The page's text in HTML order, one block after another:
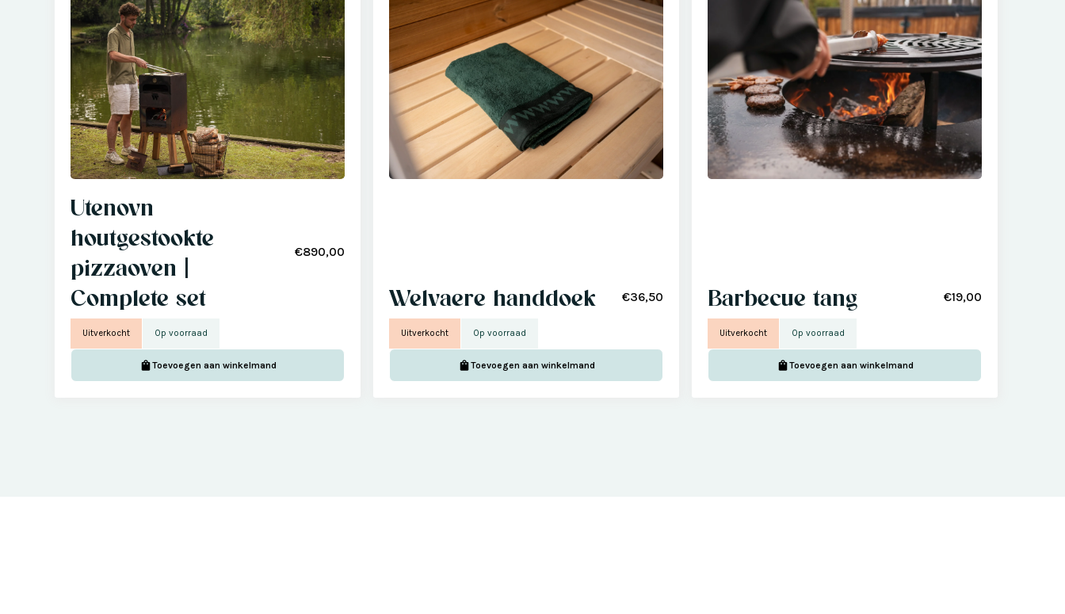
Utenovn
houtgestookte
pizzaoven |
Complete set
€890,00
Uitverkocht Op voorraad
Toevoegen aan winkelmand
Welvaere handdoek €36,50
Uitverkocht Op voorraad
Toevoegen aan winkelmand
Barbecue tang €19,00
Uitverkocht Op voorraad
Toevoegen aan winkelmand